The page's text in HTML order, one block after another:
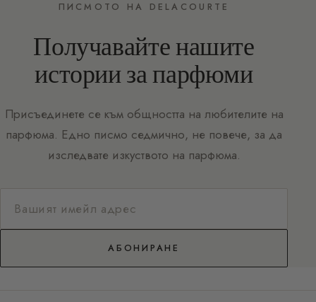
ПИСМОТО НА DELACOURTE
Получавайте нашите
истории за парфюми
Присъединете се към общността на любителите на
парфюма. Едно писмо седмично, не повече, за да
изследвате изкуството на парфюма.
АБОНИРАНЕ